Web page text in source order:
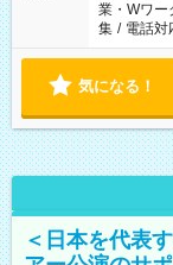
業・Wワー
集 / 電話対
気になる！
＜日本を代表